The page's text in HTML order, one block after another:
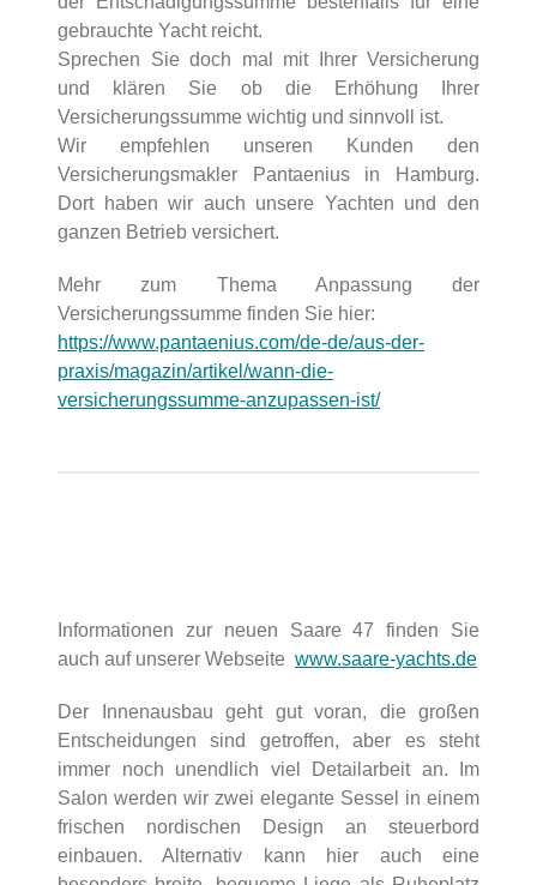
gebrauchte Yacht reicht.
Sprechen Sie doch mal mit Ihrer Versicherung
und klären Sie ob die Erhöhung Ihrer
Versicherungssumme wichtig und sinnvoll ist.
Wir empfehlen unseren Kunden den
Versicherungsmakler Pantaenius in Hamburg.
Dort haben wir auch unsere Yachten und den
ganzen Betrieb versichert.
Mehr zum Thema Anpassung der
Versicherungssumme finden Sie hier:
https://www.pantaenius.com/de-de/aus-der-
praxis/magazin/artikel/wann-die-
versicherungssumme-anzupassen-ist/
Informationen zur neuen Saare 47 finden Sie
auch auf unserer Webseite www.saare-yachts.de
Der Innenausbau geht gut voran, die großen
Entscheidungen sind getroffen, aber es steht
immer noch unendlich viel Detailarbeit an. Im
Salon werden wir zwei elegante Sessel in einem
frischen nordischen Design an steuerbord
einbauen. Alternativ kann hier auch eine